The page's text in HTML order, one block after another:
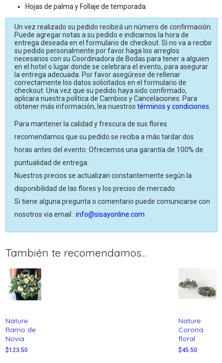
Hojas de palma y Follaje de temporada
Un vez realizado su pedido recibirá un número de confirmación.
Puede agregar notas a su pedido e indicarnos la hora de
entrega deseada en el formulario de checkout. Si no va a recibir
su pedido personalmente por favor haga los arreglos
necesarios con su Coordinadora de Bodas para tener a alguien
en el hotel o lugar donde se celebrara el evento, para asegurar
la entrega adecuada. Por favor asegúrese de rellenar
correctamente los datos solicitados en el formulario de
checkout. Una vez que su pedido haya sido confirmado,
aplicara nuestra política de Cambios y Cancelaciones. Para
obtener más información, lea nuestrostérminos y condiciones.
Para mantener la calidad y frescura de sus flores
recomendamos que su pedido se reciba a más tardar dos
horas antes del evento. Ofrecemos una garantía de 100% de
puntualidad de entrega.
Nuestros precios se actualizan constantemente según la
disponibilidad de las flores y los precios de mercado.
Si tiene alguna pregunta o comentario puede comunicarse con
nosotros via email :info@sisayonline.com
También te recomendamos…
Nature
Ramo de
Novia
$123.50
Nature
Corona
floral
$45.50